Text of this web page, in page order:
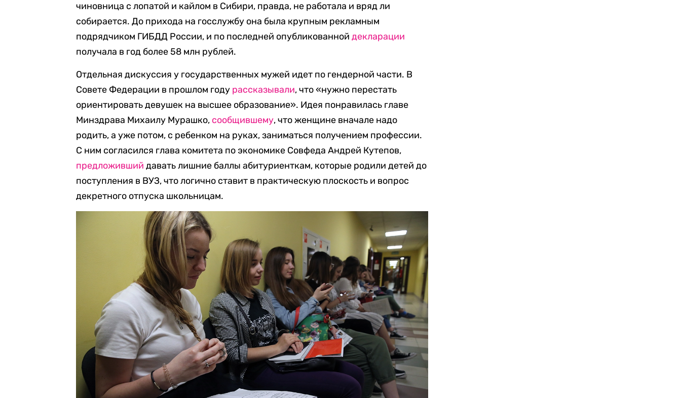
чиновница с лопатой и кайлом в Сибири, правда, не работала и вряд ли
собирается. До прихода на госслужбу она была крупным рекламным
подрядчиком ГИБДД России, и по последней опубликованной декларации
получала в год более 58 млн рублей.
Отдельная дискуссия у государственных мужей идет по гендерной части. В
Совете Федерации в прошлом году рассказывали, что «нужно перестать
ориентировать девушек на высшее образование». Идея понравилась главе
Минздрава Михаилу Мурашко, сообщившему, что женщине вначале надо
родить, а уже потом, с ребенком на руках, заниматься получением профессии.
С ним согласился глава комитета по экономике Совфеда Андрей Кутепов,
предложивший давать лишние баллы абитуриенткам, которые родили детей до
поступления в ВУЗ, что логично ставит в практическую плоскость и вопрос
декретного отпуска школьницам.